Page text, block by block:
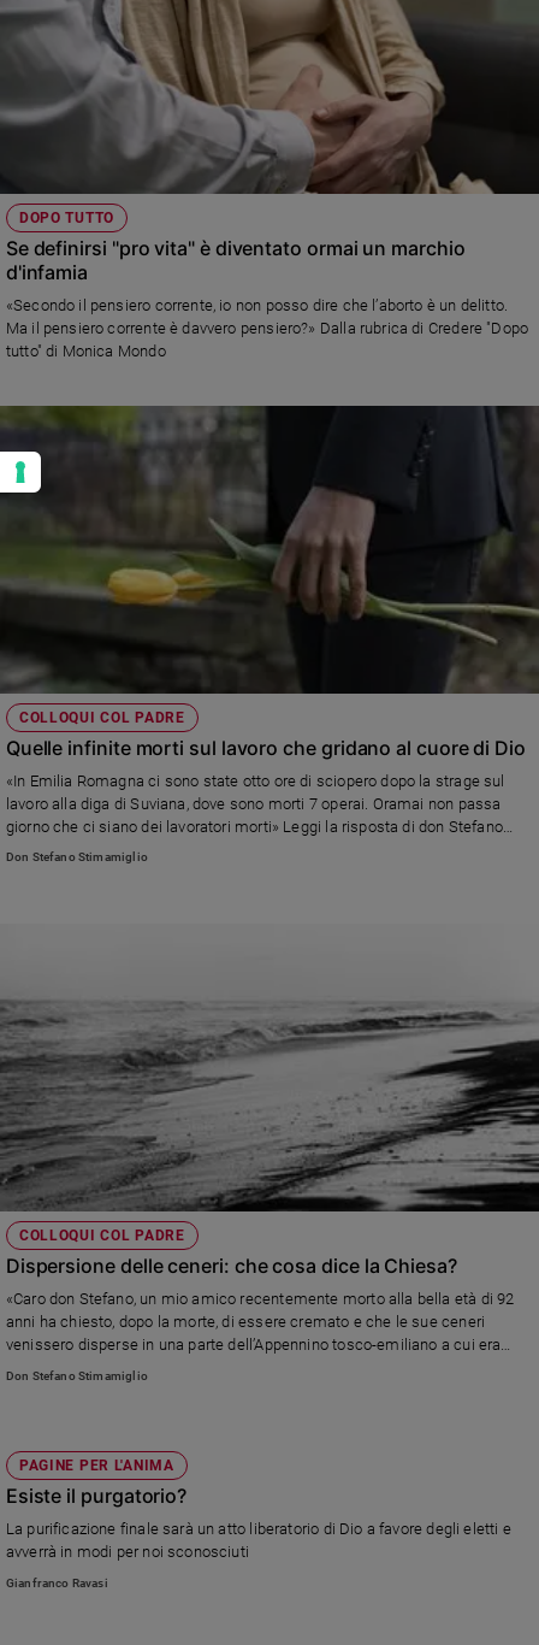
DOPO TUTTO
Se definirsi "pro vita" è diventato ormai un marchio
d'infamia
«Secondo il pensiero corrente, io non posso dire che l’aborto è un delitto.
Ma il pensiero corrente è davvero pensiero?» Dalla rubrica di Credere "Dopo
tutto" di Monica Mondo
COLLOQUI COL PADRE
Quelle infinite morti sul lavoro che gridano al cuore di Dio
«In Emilia Romagna ci sono state otto ore di sciopero dopo la strage sul
lavoro alla diga di Suviana, dove sono morti 7 operai. Oramai non passa
giorno che ci siano dei lavoratori morti» Leggi la risposta di don Stefano
Stimamiglio, direttore di Famiglia Cristiana
Don Stefano Stimamiglio
COLLOQUI COL PADRE
Dispersione delle ceneri: che cosa dice la Chiesa?
«Caro don Stefano, un mio amico recentemente morto alla bella età di 92
anni ha chiesto, dopo la morte, di essere cremato e che le sue ceneri
venissero disperse in una parte dell’Appennino tosco-emiliano a cui era
molto legato» Leggi la risposta di don Stefano Stimamiglio, direttore di
Don Stefano Stimamiglio
PAGINE PER L'ANIMA
Esiste il purgatorio?
La purificazione finale sarà un atto liberatorio di Dio a favore degli eletti e
avverrà in modi per noi sconosciuti
Gianfranco Ravasi